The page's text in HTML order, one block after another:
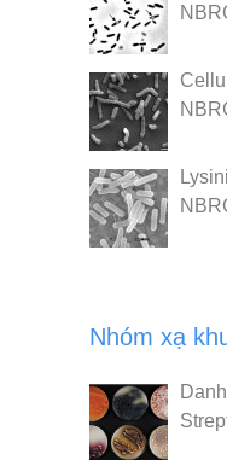
Nhóm xạ